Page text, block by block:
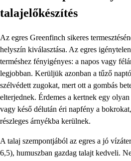
talajelőkészítés
Az egres Greenfinch sikeres
helyszín kiválasztása. Az egres
terméshez fényigényes: a napos vagy
legjobban. Kerüljük azonban a tűző
szélvédett zugokat, mert ott a gombás
elterjednek. Érdemes a kertnek egy
vagy késő délután éri napfény a
részleges árnyékba kerülnek.
A talaj szempontjából az egres a jó
6,5), humuszban gazdag talajt kedveli.